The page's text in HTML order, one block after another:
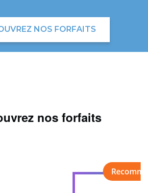
NOS FORFAITS
nos forfaits